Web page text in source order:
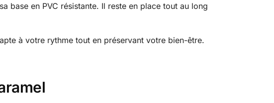
base en PVC résistante. Il reste en place tout au long
à votre rythme tout en préservant votre bien-être.